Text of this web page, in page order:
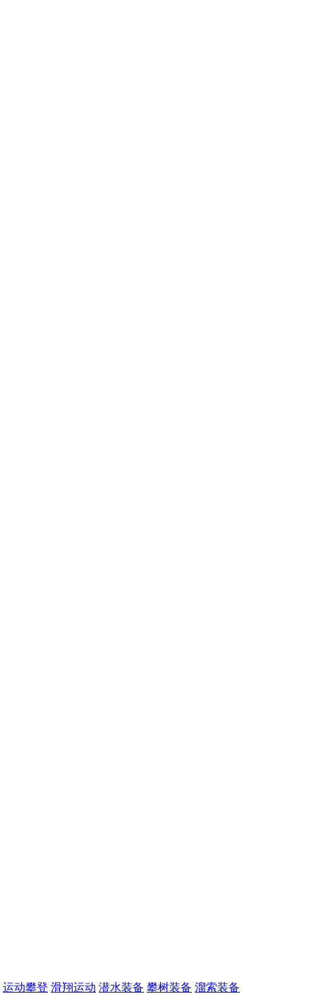
运动攀登 滑翔运动 潜水装备 攀树装备 溜索装备